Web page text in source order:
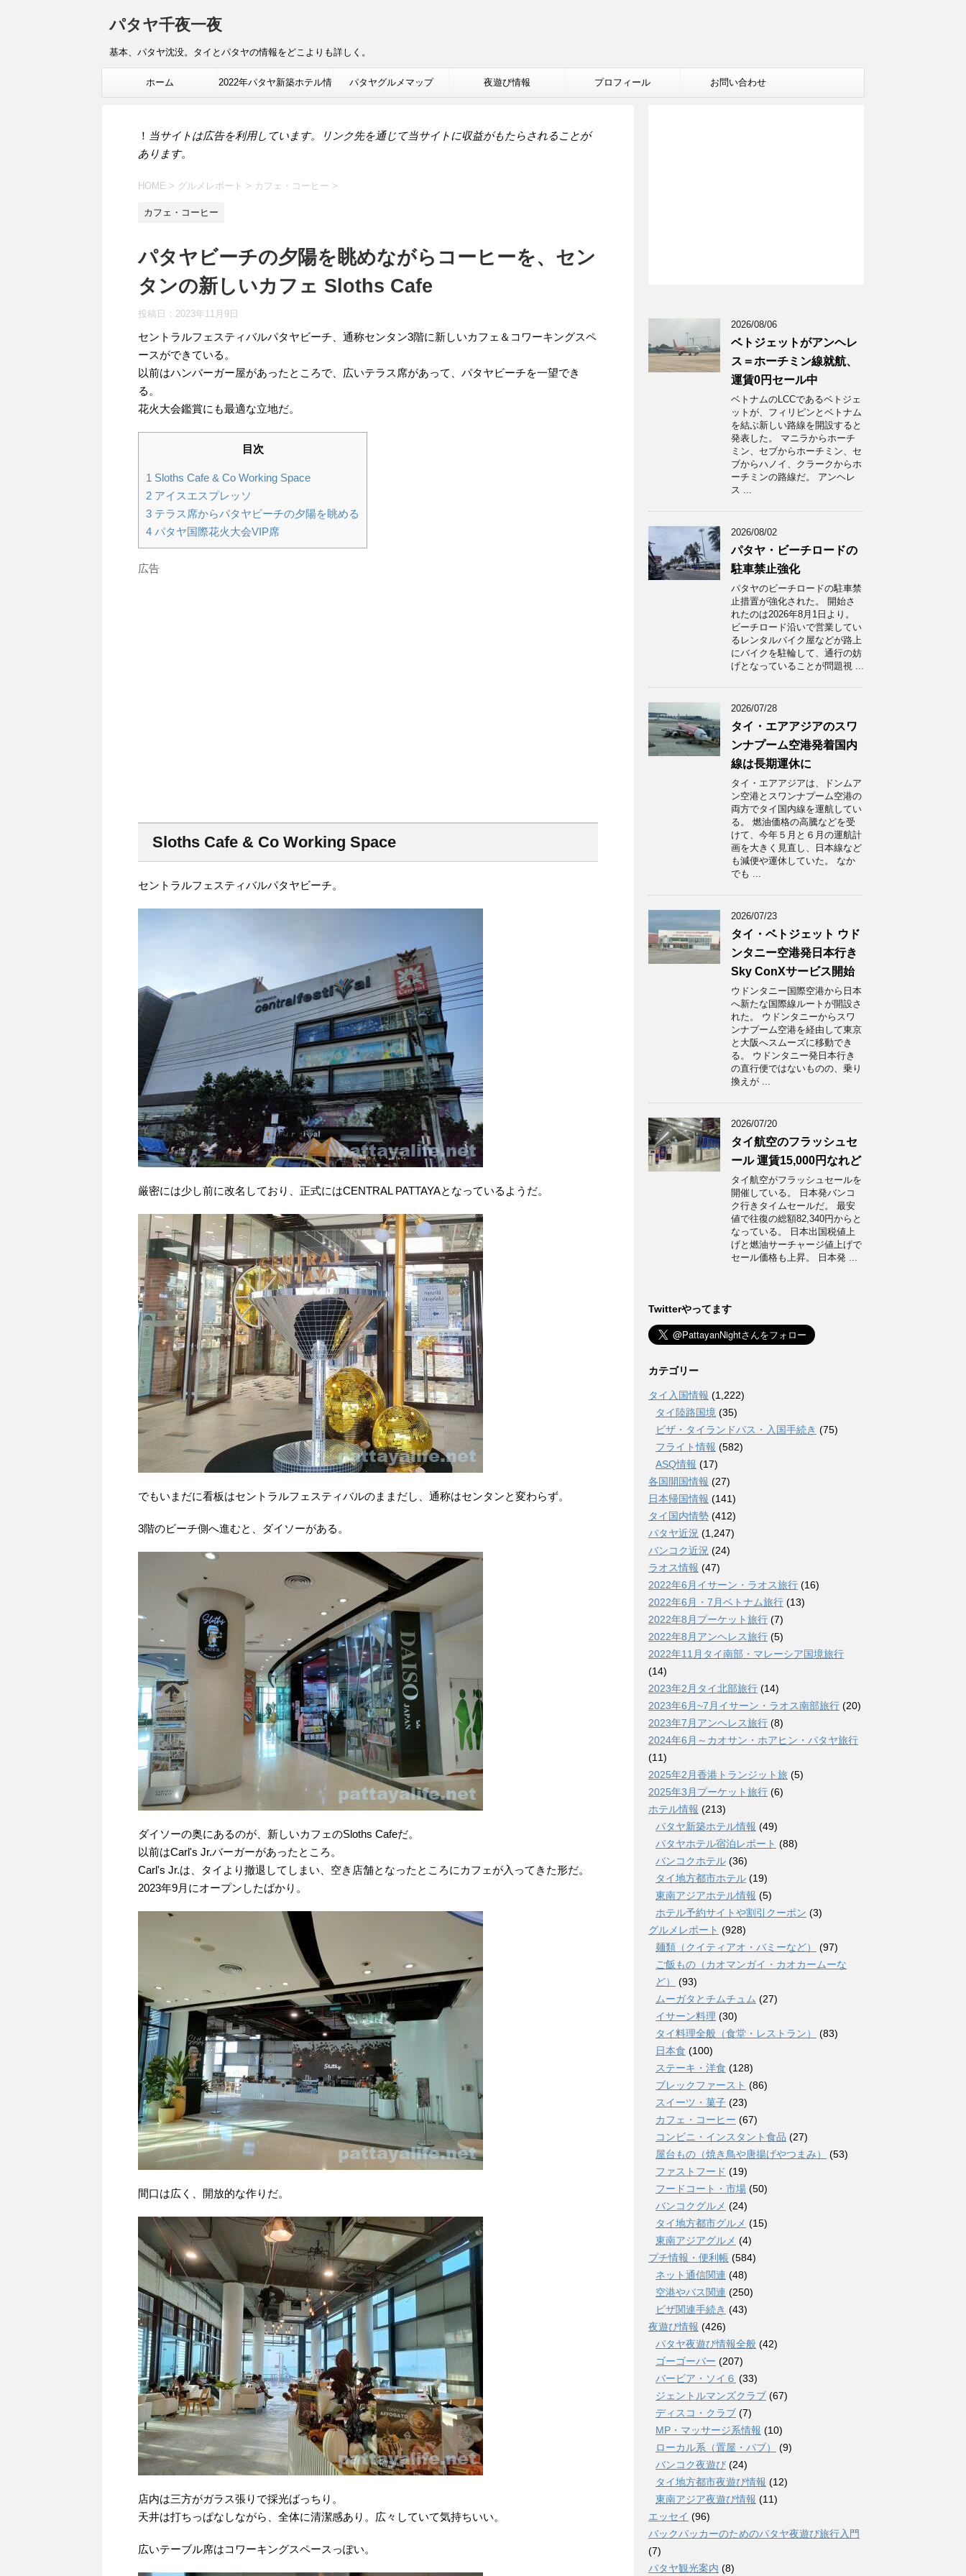
パタヤ千夜一夜
基本、パタヤ沈没。タイとパタヤの情報をどこよりも詳しく。
ホーム 2022年パタヤ新築ホテル情 パタヤグルメマップ 夜遊び情報 プロフィール お問い合わせ
！ 当サイトは広告を利用しています。リンク先を通じて当サイトに収益がもたらされることが
あります。
HOME > グルメレポート > カフェ・コーヒー >
カフェ・コーヒー
パタヤビーチの夕陽を眺めながらコーヒーを、セン
タンの新しいカフェ Sloths Cafe
投稿日： 2023年11月9日
セントラルフェスティバルパタヤビーチ、通称センタン3階に新しいカフェ＆コワーキングスペ
ースができている。
以前はハンバーガー屋があったところで、広いテラス席があって、パタヤビーチを一望でき
る。
花火大会鑑賞にも最適な立地だ。
目次
1 Sloths Cafe & Co Working Space
2 アイスエスプレッソ
3 テラス席からパタヤビーチの夕陽を眺める
4 パタヤ国際花火大会VIP席
広告
Sloths Cafe & Co Working Space
セントラルフェスティバルパタヤビーチ。
厳密には少し前に改名しており、正式にはCENTRAL PATTAYAとなっているようだ。
でもいまだに看板はセントラルフェスティバルのままだし、通称はセンタンと変わらず。
3階のビーチ側へ進むと、ダイソーがある。
ダイソーの奥にあるのが、新しいカフェのSloths Cafeだ。
以前はCarl's Jr.バーガーがあったところ。
Carl's Jr.は、タイより撤退してしまい、空き店舗となったところにカフェが入ってきた形だ。
2023年9月にオープンしたばかり。
間口は広く、開放的な作りだ。
店内は三方がガラス張りで採光ばっちり。
天井は打ちっぱなしながら、全体に清潔感あり。広々していて気持ちいい。
広いテーブル席はコワーキングスペースっぽい。
2026/08/06
ベトジェットがアンヘレ
ス＝ホーチミン線就航、
運賃0円セール中
ベトナムのLCCであるベトジェ
ットが、フィリピンとベトナム
を結ぶ新しい路線を開設すると
発表した。 マニラからホーチ
ミン、セブからホーチミン、セ
ブからハノイ、クラークからホ
ーチミンの路線だ。 アンヘレ
ス ...
2026/08/02
パタヤ・ビーチロードの
駐車禁止強化
パタヤのビーチロードの駐車禁
止措置が強化された。 開始さ
れたのは2026年8月1日より。
ビーチロード沿いで営業してい
るレンタルバイク屋などが路上
にバイクを駐輪して、通行の妨
げとなっていることが問題視 ...
2026/07/28
タイ・エアアジアのスワ
ンナプーム空港発着国内
線は長期運休に
タイ・エアアジアは、ドンムア
ン空港とスワンナプーム空港の
両方でタイ国内線を運航してい
る。 燃油価格の高騰などを受
けて、今年５月と６月の運航計
画を大きく見直し、日本線など
も減便や運休していた。 なか
でも ...
2026/07/23
タイ・ベトジェット ウド
ンタニー空港発日本行き
Sky ConXサービス開始
ウドンタニー国際空港から日本
へ新たな国際線ルートが開設さ
れた。 ウドンタニーからスワ
ンナプーム空港を経由して東京
と大阪へスムーズに移動でき
る。 ウドンタニー発日本行き
の直行便ではないものの、乗り
換えが ...
2026/07/20
タイ航空のフラッシュセ
ール 運賃15,000円なれど
タイ航空がフラッシュセールを
開催している。 日本発バンコ
ク行きタイムセールだ。 最安
値で往復の総額82,340円からと
なっている。 日本出国税値上
げと燃油サーチャージ値上げで
セール価格も上昇。 日本発 ...
Twitterやってます
カテゴリー
タイ入国情報 (1,222)
タイ陸路国境 (35)
ビザ・タイランドパス・入国手続き (75)
フライト情報 (582)
ASQ情報 (17)
各国開国情報 (27)
日本帰国情報 (141)
タイ国内情勢 (412)
パタヤ近況 (1,247)
バンコク近況 (24)
ラオス情報 (47)
2022年6月イサーン・ラオス旅行 (16)
2022年6月・7月ベトナム旅行 (13)
2022年8月プーケット旅行 (7)
2022年8月アンヘレス旅行 (5)
2022年11月タイ南部・マレーシア国境旅行
(14)
2023年2月タイ北部旅行 (14)
2023年6月~7月イサーン・ラオス南部旅行 (20)
2023年7月アンヘレス旅行 (8)
2024年6月～カオサン・ホアヒン・パタヤ旅行
(11)
2025年2月香港トランジット旅 (5)
2025年3月プーケット旅行 (6)
ホテル情報 (213)
パタヤ新築ホテル情報 (49)
パタヤホテル宿泊レポート (88)
バンコクホテル (36)
タイ地方都市ホテル (19)
東南アジアホテル情報 (5)
ホテル予約サイトや割引クーポン (3)
グルメレポート (928)
麺類（クイティアオ・バミーなど）
(97)
ご飯もの（カオマンガイ・カオカームーな
ど）
(93)
ムーガタとチムチュム (27)
イサーン料理 (30)
タイ料理全般（食堂・レストラン）
(83)
日本食 (100)
ステーキ・洋食 (128)
ブレックファースト (86)
スイーツ・菓子 (23)
カフェ・コーヒー (67)
コンビニ・インスタント食品 (27)
屋台もの（焼き鳥や唐揚げやつまみ）
(53)
ファストフード (19)
フードコート・市場 (50)
バンコクグルメ (24)
タイ地方都市グルメ (15)
東南アジアグルメ (4)
プチ情報・便利帳 (584)
ネット通信関連 (48)
空港やバス関連 (250)
ビザ関連手続き (43)
夜遊び情報 (426)
パタヤ夜遊び情報全般 (42)
ゴーゴーバー (207)
バービア・ソイ６ (33)
ジェントルマンズクラブ (67)
ディスコ・クラブ (7)
MP・マッサージ系情報 (10)
ローカル系（置屋・パブ）
(9)
バンコク夜遊び (24)
タイ地方都市夜遊び情報 (12)
東南アジア夜遊び情報 (11)
エッセイ (96)
バックパッカーのためのパタヤ夜遊び旅行入門
(7)
パタヤ観光案内 (8)